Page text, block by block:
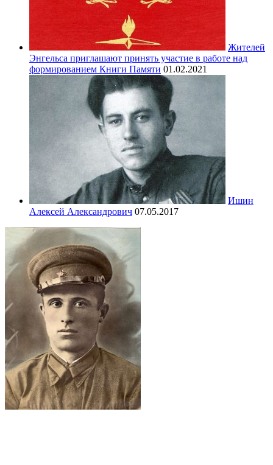
Жителей
Энгельса приглашают принять участие в работе над
формированием Книги Памяти 01.02.2021
Ишин
Алексей Александрович 07.05.2017